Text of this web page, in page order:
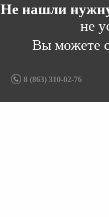
Не нашли
не
Вы можете
8 (863) 310-02-76